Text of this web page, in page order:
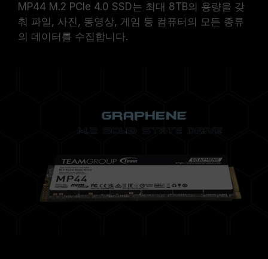
MP44 M.2 PCIe 4.0 SSD는 최대 8TB의 용량을 갖
춰 파일, 사진, 동영상, 게임 등 컴퓨터의 모든 종류
의 데이터를 수집합니다.